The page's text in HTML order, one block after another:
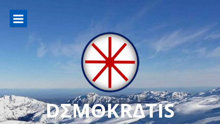
DΣMΘKRΔTIS